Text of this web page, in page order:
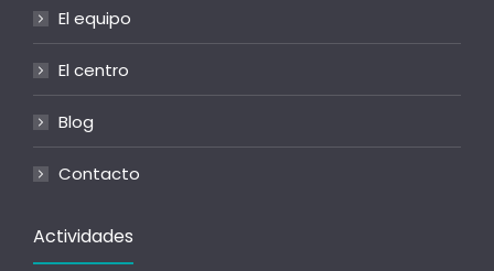
El equipo
El centro
Blog
Contacto
Actividades